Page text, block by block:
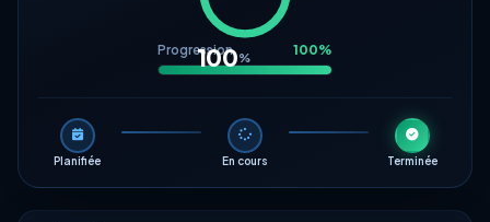
100%
Progression 100%
Planifiée En cours Terminée